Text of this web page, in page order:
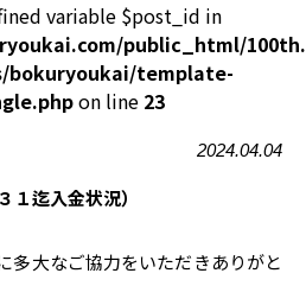
variable $post_id in
public_html/
bokuryoukai/template-
on line 23
2024.04.04
迄入金状況）
大なご協力をいただきありがと